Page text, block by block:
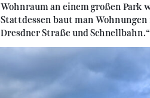
Wohnraum an einem großen
Stattdessen baut man
Dresdner Straße und Schnellbahn.“